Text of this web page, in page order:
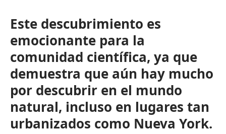
Este descubrimiento es
emocionante para la
comunidad científica, ya que
demuestra que aún hay mucho
por descubrir en el mundo
natural, incluso en lugares tan
urbanizados como Nueva York.